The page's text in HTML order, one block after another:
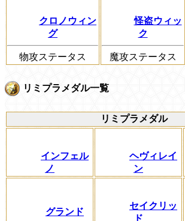
クロノウィン
グ
物攻ステータス
怪盗ウィッ
ク
魔攻ステータス
リミプラメダル一覧
リミプラメダル
インフェル
ノ
ヘヴィレイ
ン
グランド
セイクリッ
ド